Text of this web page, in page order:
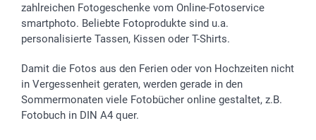
zahlreichen Fotogeschenke vom Online-Fotoservice
smartphoto. Beliebte Fotoprodukte sind u.a.
personalisierte Tassen, Kissen oder T-Shirts.
Damit die Fotos aus den Ferien oder von Hochzeiten nicht
in Vergessenheit geraten, werden gerade in den
Sommermonaten viele Fotobücher online gestaltet, z.B.
Fotobuch in DIN A4 quer.